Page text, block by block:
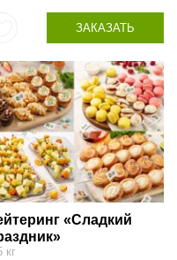
ЗАКАЗАТЬ
«Сладкий
кг